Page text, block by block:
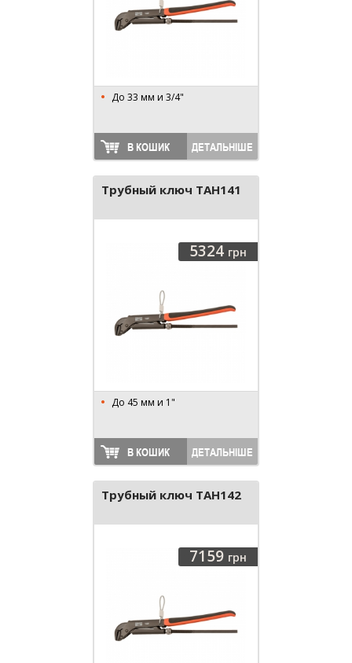
До 33 мм и 3/4"
В КОШИК ДЕТАЛЬНІШЕ
Трубный ключ TAH141
5324 грн
До 45 мм и 1"
В КОШИК ДЕТАЛЬНІШЕ
Трубный ключ TAH142
7159 грн